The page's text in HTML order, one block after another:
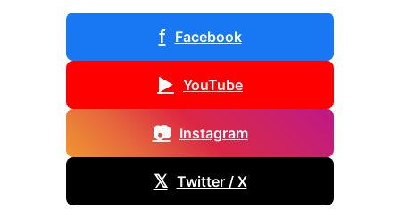
f Facebook
▶ YouTube
📷 Instagram
𝕏 Twitter / X